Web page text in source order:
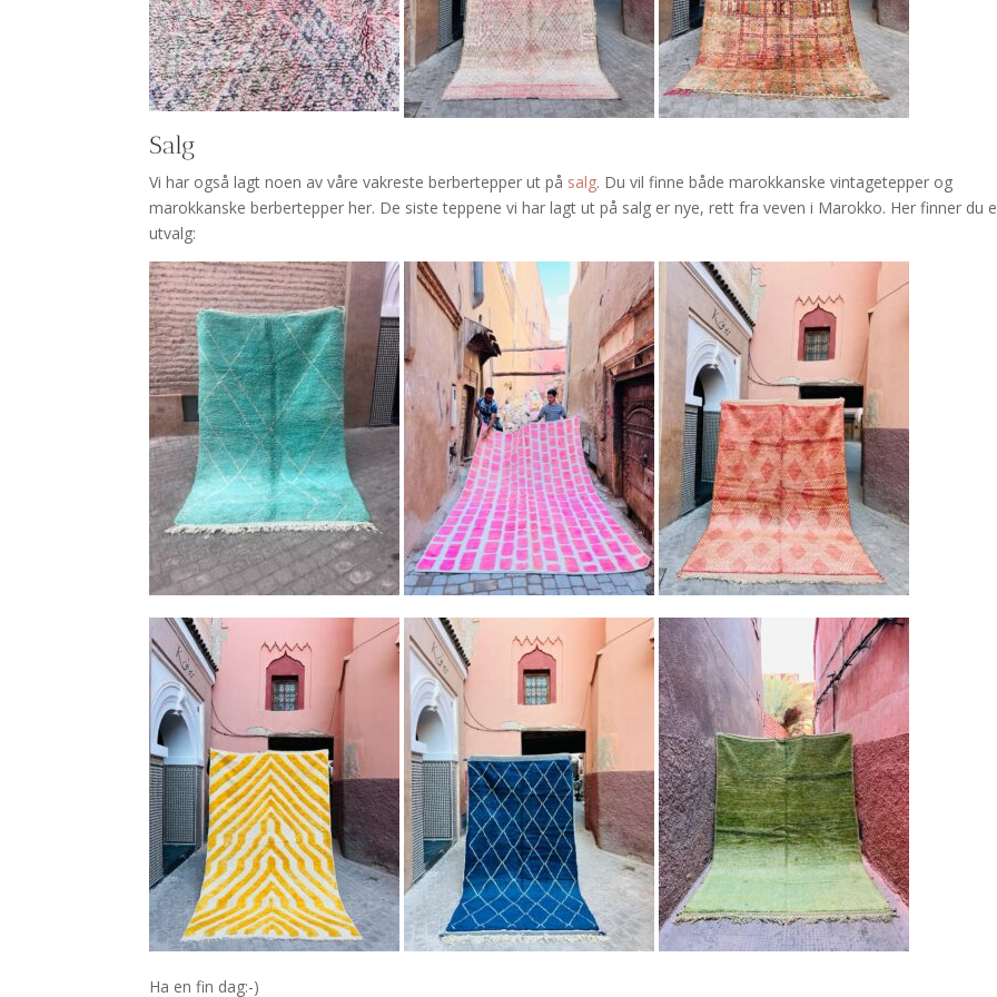
Salg
Vi har også lagt noen av våre vakreste berbertepper ut på salg. Du vil finne både marokkanske vintagetepper og
marokkanske berbertepper her. De siste teppene vi har lagt ut på salg er nye, rett fra veven i Marokko. Her finner du
utvalg:
Ha en fin dag:-)